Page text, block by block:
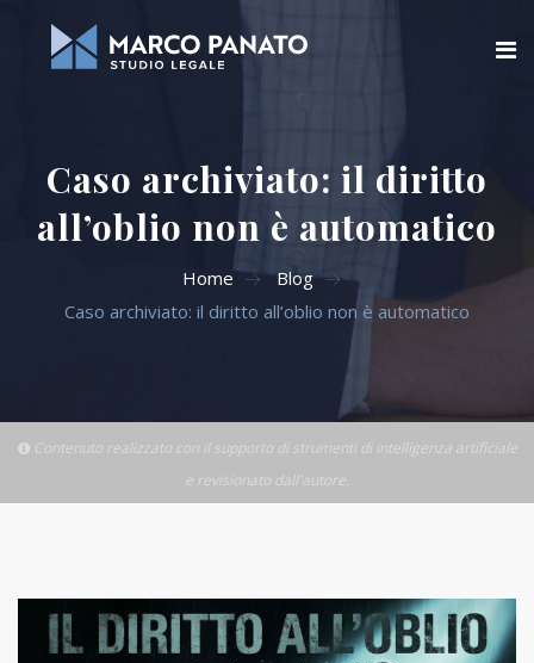
Chi siamo
Blog
Aree di attività
Contatti
Cerca
Caso archiviato: il diritto
all’oblio non è automatico
Home
Blog
Caso archiviato: il diritto all’oblio non è automatico
Contenuto realizzato con il supporto di strumenti di intelligenza artificiale
e revisionato dall'autore.